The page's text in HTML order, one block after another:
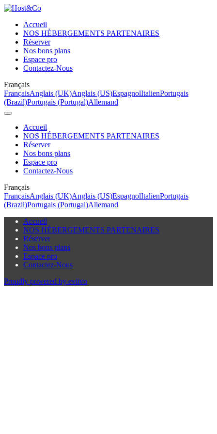
Accueil
NOS HÉBERGEMENTS PARTENAIRES
Réserver
Nos bons plans
Espace pro
Contactez-Nous
Français
FrançaisAnglais (UK)Anglais (US)EspagnolItalienPortugais
(Brazil)Portugais (Portugal)Allemand
Accueil
NOS HÉBERGEMENTS PARTENAIRES
Réserver
Nos bons plans
Espace pro
Contactez-Nous
Français
FrançaisAnglais (UK)Anglais (US)EspagnolItalienPortugais
(Brazil)Portugais (Portugal)Allemand
Accueil
NOS HÉBERGEMENTS PARTENAIRES
Réserver
Nos bons plans
Espace pro
Contactez-Nous
Proudly powered by eviivo